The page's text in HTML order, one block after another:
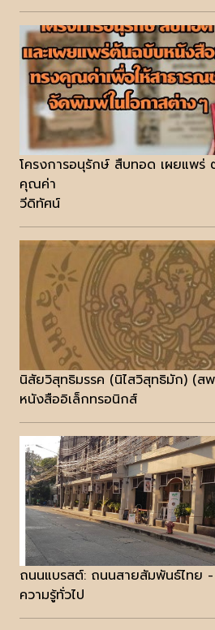
โครงการอนุรักษ์ สืบทอด เผยแพร่
คุณค่า
วีดิทัศน์
นิสัยวิสุทธิมรรค (นิไสวิสุทธิมัก) (สพ
หนังสืออิเล็กทรอนิกส์
ถนนแบรสต์: ถนนสายสัมพันธ์ไทย -
ความรู้ทั่วไป